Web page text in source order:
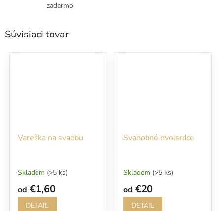
zadarmo
Súvisiaci tovar
Vareška na svadbu
Skladom (>5 ks)
od €1,60
DETAIL
Svadobné dvojsrdce
Skladom (>5 ks)
od €20
DETAIL